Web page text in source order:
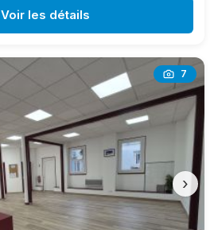
Voir les détails
7
›